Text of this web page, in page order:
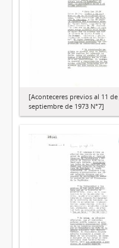
[Aconteceres previos al 11 de
septiembre de 1973 N°7]